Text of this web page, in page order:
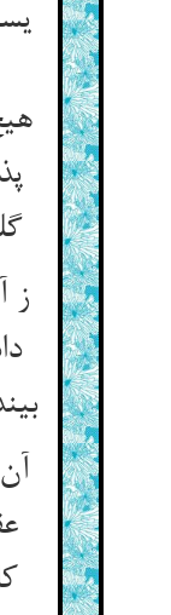
ز